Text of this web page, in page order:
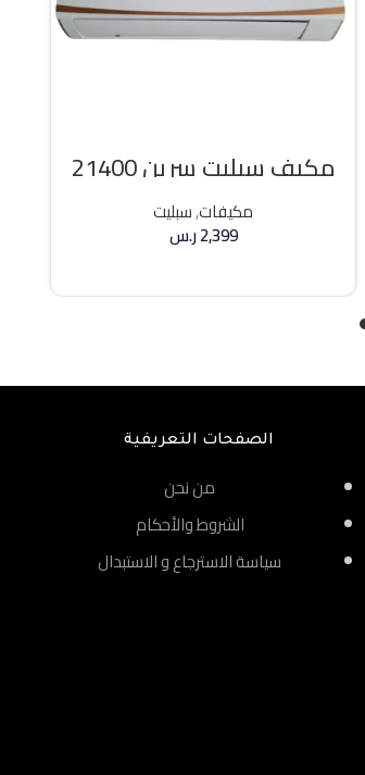
مكيف سبليت سرين 21400 وحده بارد
مكيفات,سبليت
2,399ر.س
الصفحات التعريفية
من نحن
الشروط والأحكام
سياسة الاسترجاع و الاستبدال